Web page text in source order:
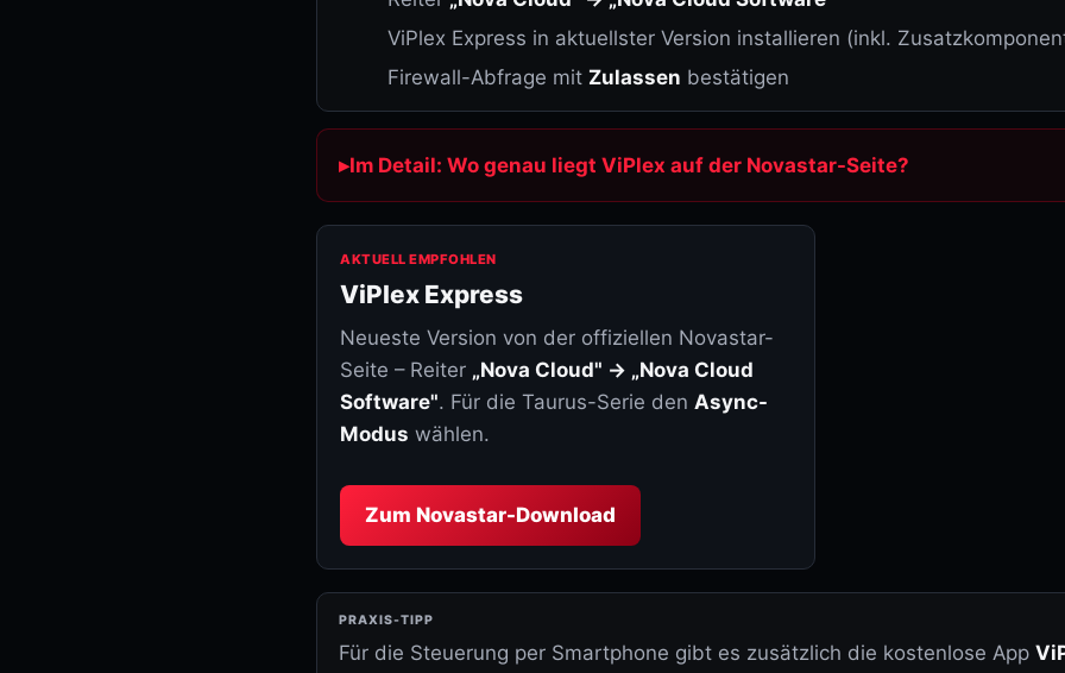
NOVASTAR
Alle NovaStar-Geräte
Media-Player (Taurus/TB)
ViPlex Express in aktuellster Version installieren (inkl.
Firewall-Abfrage mit Zulassen bestätigen
Im Detail: Wo genau liegt ViPlex auf der Novastar-Seite?
AKTUELL EMPFOHLEN
ViPlex Express
Neueste Version von der offiziellen Novastar-
Seite – Reiter „Nova Cloud" → „Nova Cloud
Software". Für die Taurus-Serie den Async-
Modus wählen.
Zum Novastar-Download
Für die Steuerung per Smartphone gibt es zusätzlich die kostenlose App